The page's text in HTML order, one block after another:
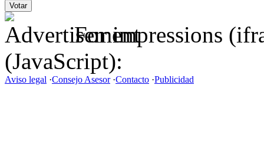
For impressions
(JavaScript):
Aviso legal ·Consejo Asesor·Contacto ·Publicidad